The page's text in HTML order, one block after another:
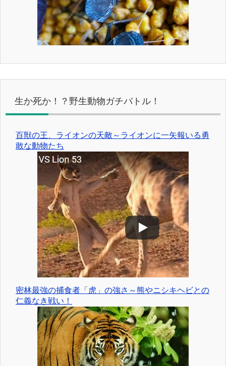
生か死か！？野生動物ガチバトル！
百獣の王、ライオンの天敵～ライオンに一矢報いる勇
敢な動物たち
密林最強の捕食者「虎」の強さ～熊やニシキヘビとの
仁義なき戦い！